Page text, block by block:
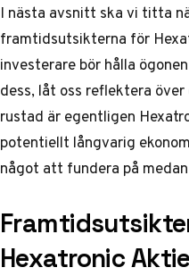
I nästa avsnitt ska vi titta
framtidsutsikterna för
investerare bör hålla
dess, låt oss reflektera
rustad är egentligen
potentiellt långvarig
något att fundera på
Hexatronic